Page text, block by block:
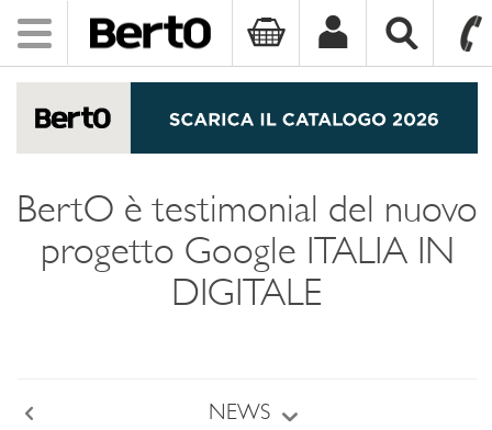
Toggle
navigation
BertO è testimonial del nuovo
progetto Google ITALIA IN
DIGITALE
NEWS